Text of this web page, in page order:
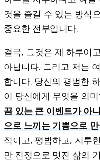
것을 즐길 수 있는 방식
중요한 전부입니다.
결국, 그것은 제 하루이
아닙니다. 그리고 저는
합니다. 당신의 평범한
이 당신에게 무엇을 의
끔 있는 큰 이벤트가 아
으로 느끼는 기쁨으로
적이고, 평범하고, 지루
만 진정으로 멋진 삶의